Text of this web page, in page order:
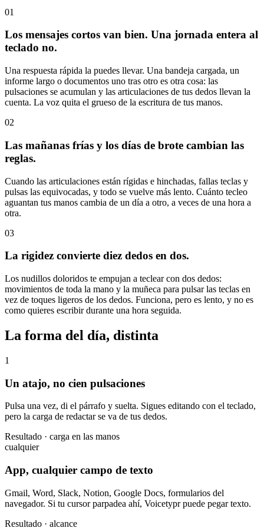
01
Los mensajes cortos van bien. Una jornada entera al
teclado no.
Una respuesta rápida la puedes llevar. Una bandeja cargada, un
informe largo o documentos uno tras otro es otra cosa: las
pulsaciones se acumulan y las articulaciones de tus dedos llevan la
cuenta. La voz quita el grueso de la escritura de tus manos.
02
Las mañanas frías y los días de brote cambian las
reglas.
Cuando las articulaciones están rígidas e hinchadas, fallas teclas y
pulsas las equivocadas, y todo se vuelve más lento. Cuánto tecleo
aguantan tus manos cambia de un día a otro, a veces de una hora a
otra.
03
La rigidez convierte diez dedos en dos.
Los nudillos doloridos te empujan a teclear con dos dedos:
movimientos de toda la mano y la muñeca para pulsar las teclas en
vez de toques ligeros de los dedos. Funciona, pero es lento, y no es
como quieres escribir durante una hora seguida.
La forma del día, distinta
1
Un atajo, no cien pulsaciones
Pulsa una vez, di el párrafo y suelta. Sigues editando con el teclado,
pero la carga de redactar se va de tus dedos.
Resultado · carga en las manos
cualquier
App, cualquier campo de texto
Gmail, Word, Slack, Notion, Google Docs, formularios del
navegador. Si tu cursor parpadea ahí, Voicetypr puede pegar texto.
Resultado · alcance